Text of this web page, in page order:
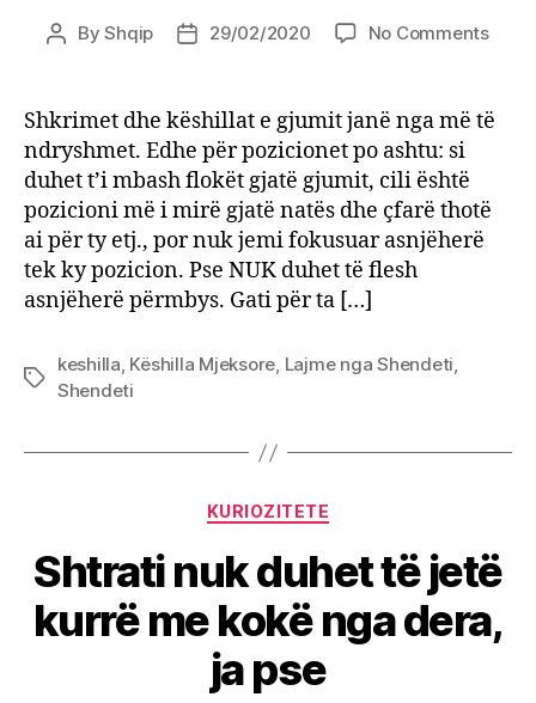
PostByShqip
Post29/02/2020 No Commentson
në
Shkrimet dhe këshillat e gjumit janë nga më të
ndryshmet. Edhe për pozicionet po ashtu: si
duhet t’i mbash flokët gjatë gjumit, cili është
pozicioni më i mirë gjatë natës dhe çfarë thotë
ai për ty etj., por nuk jemi fokusuar asnjëherë
tek ky pozicion. Pse NUK duhet të flesh
asnjëherë përmbys. Gati për ta […]
Tags
keshilla, Këshilla Mjeksore, Lajme nga Shendeti,
Shendeti
Categories
KURIOZITETE
Shtrati nuk duhet të jetë
kurrë me kokë nga dera,
ja pse